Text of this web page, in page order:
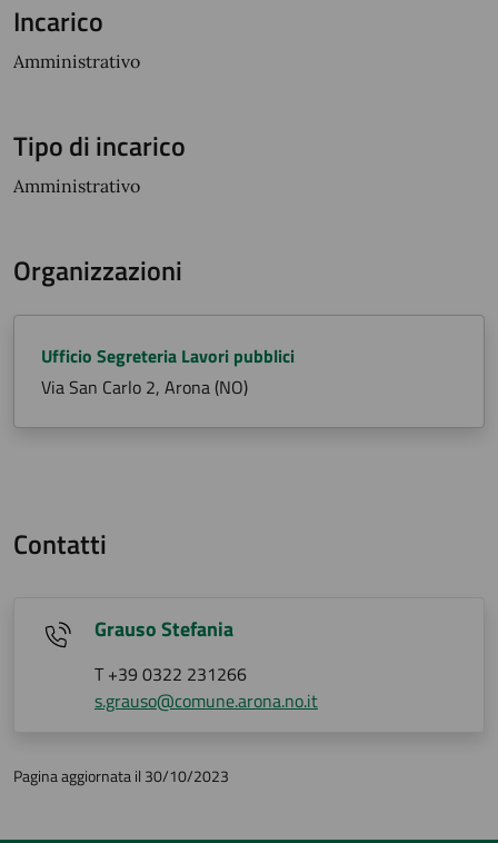
Incarico
Amministrativo
Tipo di incarico
Amministrativo
Organizzazioni
Ufficio Segreteria Lavori pubblici
Via San Carlo 2, Arona (NO)
Contatti
Grauso Stefania
T +39 0322 231266
s.grauso@comune.arona.no.it
Pagina aggiornata il 30/10/2023